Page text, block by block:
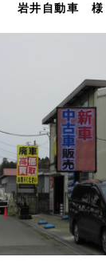
岩井自動車 様